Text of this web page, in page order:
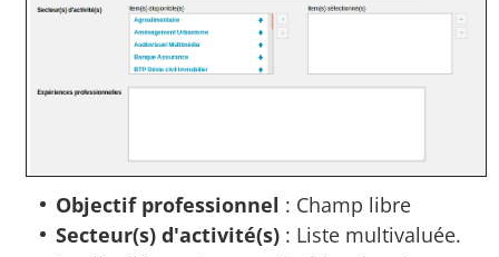
Objectif professionnel : Champ libre
Secteur(s) d'activité(s) : Liste multivaluée.